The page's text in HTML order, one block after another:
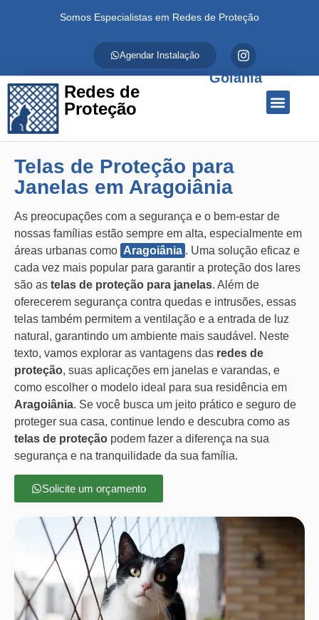
Somos Especialistas em Redes de Proteção
Agendar Instalação
Redes de
Proteção
Goiânia
Telas de Proteção para
Janelas em Aragoiânia
As preocupações com a segurança e o bem-estar de
nossas famílias estão sempre em alta, especialmente em
áreas urbanas como Aragoiânia . Uma solução eficaz e
cada vez mais popular para garantir a proteção dos lares
são as telas de proteção para janelas. Além de
oferecerem segurança contra quedas e intrusões, essas
telas também permitem a ventilação e a entrada de luz
natural, garantindo um ambiente mais saudável. Neste
texto, vamos explorar as vantagens das redes de
proteção, suas aplicações em janelas e varandas, e
como escolher o modelo ideal para sua residência em
Aragoiânia. Se você busca um jeito prático e seguro de
proteger sua casa, continue lendo e descubra como as
telas de proteção podem fazer a diferença na sua
segurança e na tranquilidade da sua família.
Solicite um orçamento